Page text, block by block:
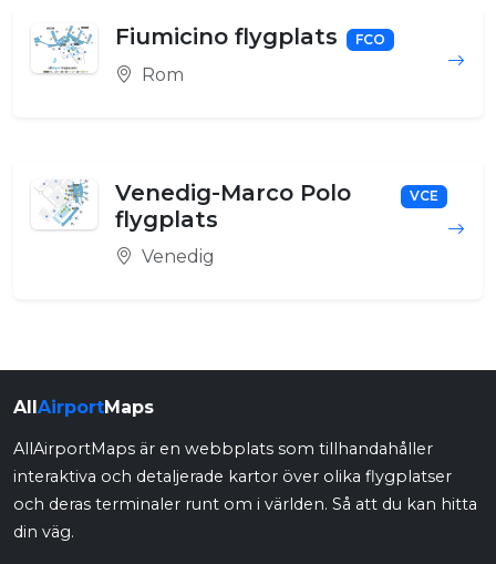
Fiumicino flygplats FCO
Rom
Venedig-Marco Polo
flygplats
VCE
Venedig
All AirportMaps
AllAirportMaps är en webbplats som tillhandahåller
interaktiva och detaljerade kartor över olika flygplatser
och deras terminaler runt om i världen. Så att du kan hitta
din väg.